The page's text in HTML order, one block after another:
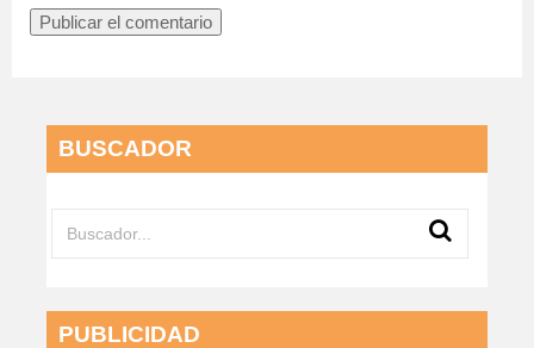
BUSCADOR
PUBLICIDAD